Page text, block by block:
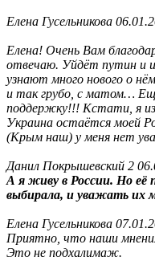
Елена Гусельникова
Елена! Очень Вам
отвечаю. Уйдёт путин и
узнают много нового о
и так грубо, с матом…
поддержку!!! Кстати, я
Украина остаётся моей
(Крым наш) у меня нет
Данил Покрышевский 2
А я живу в России. Но её
выбирала, и уважать их
Елена Гусельникова
Приятно, что наши
Это не подхалимаж.